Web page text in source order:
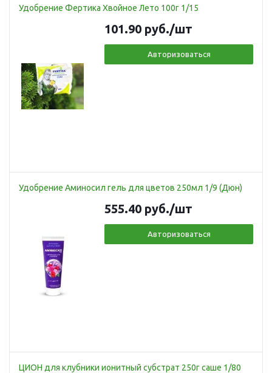
Удобрение Фертика Хвойное Лето 100г 1/15
101.90 руб./шт
Авторизоваться
Удобрение Аминосил гель для цветов 250мл 1/9 (Дюн)
555.40 руб./шт
Авторизоваться
ЦИОН для клубники ионитный субстрат 250г саше 1/80